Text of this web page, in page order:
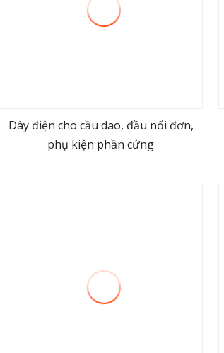
view more
Dây điện cho cầu dao, đầu nối đơn,
phụ kiện phần cứng